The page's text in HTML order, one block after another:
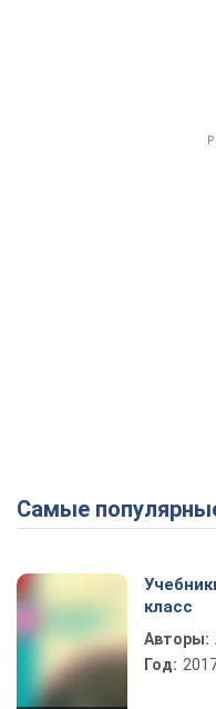
Самые
класс
Авторы:
Год: